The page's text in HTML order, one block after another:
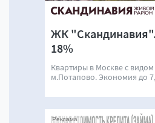
ЖК
18%
Квартиры в Москве с
м.Потапово. Экономия до
Реклама